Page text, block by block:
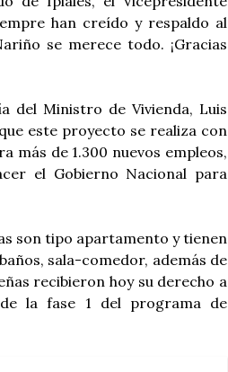
han creído y respaldo al
se merece todo. ¡Gracias
del Ministro de Vivienda, Luis
este proyecto se realiza con
más de 1.300 nuevos empleos‎,
el Gobierno Nacional para
son tipo apartamento y tienen
sala-comedor, además de
recibieron hoy su derecho a
la fase 1 del programa de